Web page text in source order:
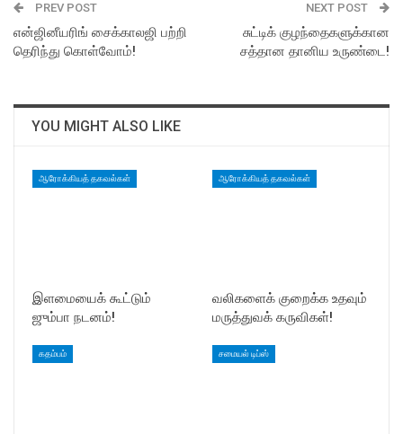
PREV POST
என்ஜினீயரிங் சைக்காலஜி பற்றி
தெரிந்து கொள்வோம்!
NEXT POST
சுட்டிக் குழந்தைகளுக்கான
சத்தான தானிய உருண்டை!
YOU MIGHT ALSO LIKE
ஆரோக்கியத் தகவல்கள்
இளமையைக் கூட்டும்
ஜும்பா நடனம்!
ஆரோக்கியத் தகவல்கள்
வலிகளைக் குறைக்க உதவும்
மருத்துவக் கருவிகள்!
கதம்பம் சமையல் டிப்ஸ்